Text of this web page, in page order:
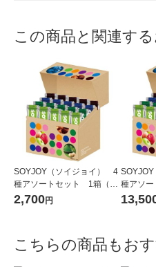
この商品と関連す
SOYJOY（ソイジョイ） 4
種アソートセット 1箱（20
本入） 大塚製薬
2,700円
種アソ
（20本
こちらの商品もお